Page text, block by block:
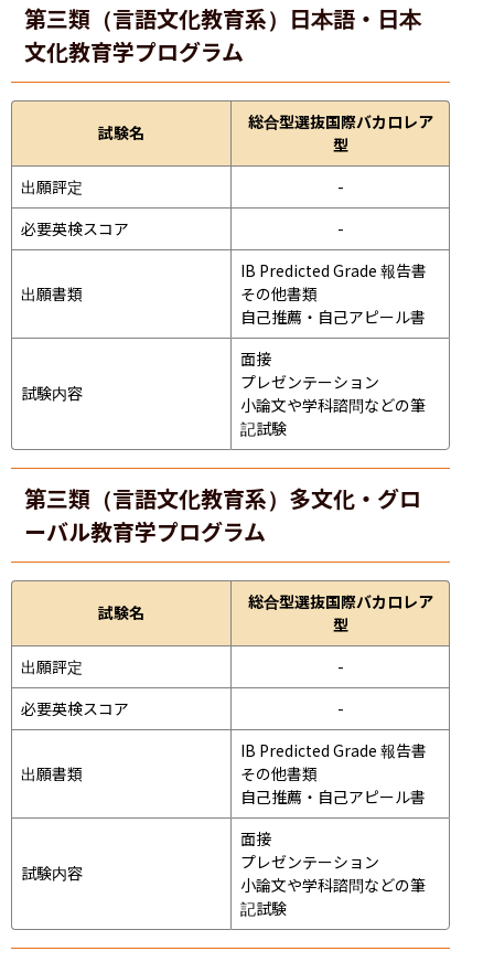
第三類（言語文化教育系）日本語・日本
文化教育学プログラム
試験名
総合型選抜国際バカロレア
型
出願評定
-
必要英検スコア
-
出願書類
IB Predicted Grade 報告書
その他書類
自己推薦・自己アピール書
試験内容
面接
プレゼンテーション
小論文や学科諮問などの筆
記試験
第三類（言語文化教育系）多文化・グロ
ーバル教育学プログラム
試験名
総合型選抜国際バカロレア
型
出願評定
-
必要英検スコア
-
出願書類
IB Predicted Grade 報告書
その他書類
自己推薦・自己アピール書
試験内容
面接
プレゼンテーション
小論文や学科諮問などの筆
記試験